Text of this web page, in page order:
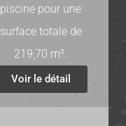
piscine pour une
surface totale de
219,70 m².
Voir le détail